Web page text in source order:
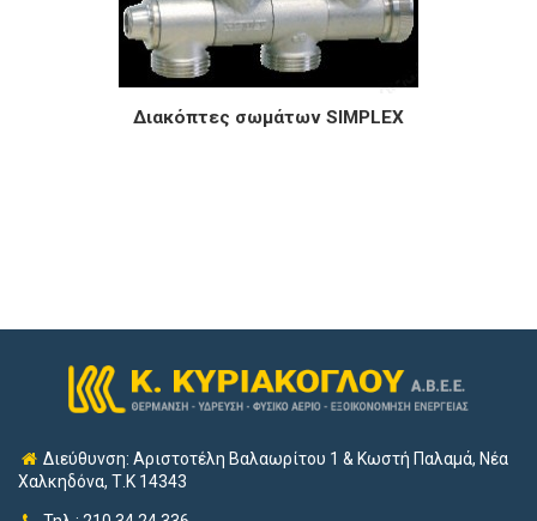
Διακόπτες σωμάτων SIMPLEX
Διεύθυνση: Αριστοτέλη Βαλαωρίτου 1 & Κωστή Παλαμά, Νέα
Χαλκηδόνα, Τ.Κ 14343